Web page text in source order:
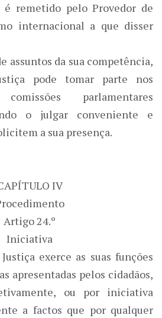
remetido pelo Provedor de
internacional a que disser
assuntos da sua competência,
pode tomar parte nos
parlamentares
o julgar conveniente e
a sua presença.
IV
Artigo 24.º
Iniciativa
exerce as suas funções
apresentadas pelos cidadãos,
ou por iniciativa
a factos que por qualquer